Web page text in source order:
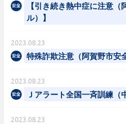
【引き続き熱中症に注意
ル）】
2023.08.23
特殊詐欺注意（阿賀野市安
2023.08.23
Ｊアラート全国一斉訓練（
2023.08.23